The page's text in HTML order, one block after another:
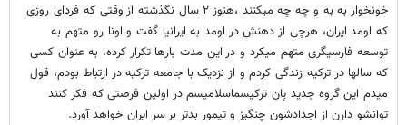
خونخوار بە بە و چە چە میکنند ،هنوز ٢ سال نگذشتە از وقتی کە فردای روزی
کە اومد ایران، هرچی از دهنش در اومد بە ایرانیا گفت و اونا رو متهم بە
توسعە فارسیگری متهم میکرد و در این مدت بارها تکرار کردە. بە عنوان کسی
کە سالها در ترکیە زندگی کردم و از نزدیک با جامعە ترکیە در ارتباط بودم، قول
میدم این گروه جدید پان ترکیسماسلامیسم در اولین فرصتی کە فکر کنند
توانشو دارن از اجدادشون چنگیز و تیمور بدتر بر سر ایران خواهد آورد.